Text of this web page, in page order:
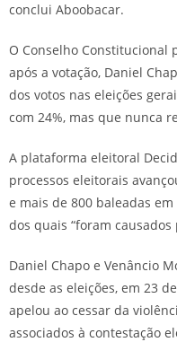
conclui Aboobacar.
O Conselho Constitucional
após a votação, Daniel
dos votos nas eleições
com 24%, mas que nunca
A plataforma eleitoral
processos eleitorais
e mais de 800 baleadas
dos quais “foram
Daniel Chapo e Venâncio
desde as eleições, em 23
apelou ao cessar da
associados à contestação